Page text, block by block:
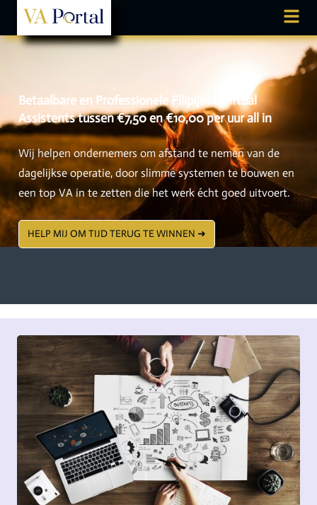
Betaalbare en Professionele Filipijnse Virtual
Assistents tussen €7,50 en €10,00 per uur all in
Wij helpen ondernemers om afstand te nemen van de
dagelijkse operatie, door slimme systemen te bouwen en
een top VA in te zetten die het werk écht goed uitvoert.
HELP MIJ OM TIJD TERUG TE WINNEN ➜